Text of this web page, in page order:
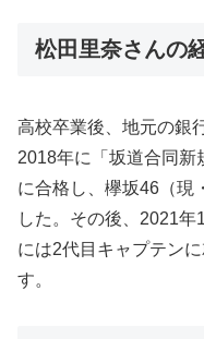
松田里奈さんの
高校卒業後、地元の銀
2018年に「坂道合同新
に合格し、欅坂46（現
した。その後、2021年
には2代目キャプテン
す。